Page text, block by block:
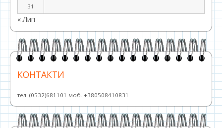
31
« Лип
КОНТАКТИ
тел. (0532)681101 моб. +380508410831